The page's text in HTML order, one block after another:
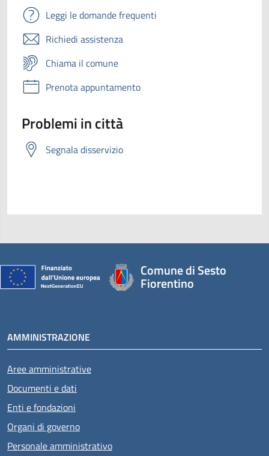
Leggi le domande frequenti
Richiedi assistenza
Chiama il comune
Prenota appuntamento
Problemi in città
Segnala disservizio
Comune di Sesto
Fiorentino
AMMINISTRAZIONE
Aree amministrative
Documenti e dati
Enti e fondazioni
Organi di governo
Personale amministrativo